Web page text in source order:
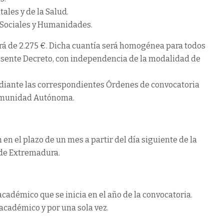
y de la Salud.
y Humanidades.
de 2.275 €. Dicha cuantía será homogénea para todos
Decreto, con independencia de la modalidad de
las correspondientes Órdenes de convocatoria
Autónoma.
el plazo de un mes a partir del día siguiente de la
Extremadura.
que se inicia en el año de la convocatoria.
y por una sola vez.